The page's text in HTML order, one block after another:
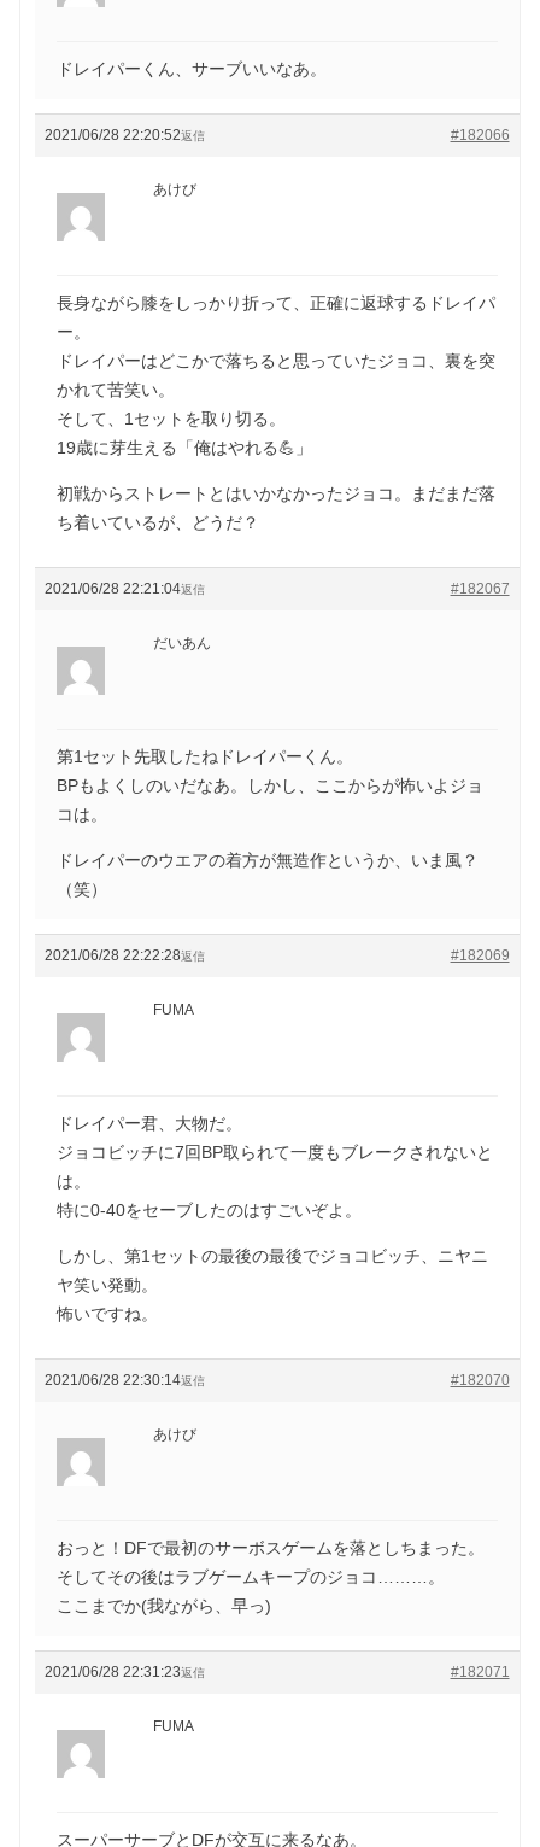
ドレイパーくん、サーブいいなあ。
2021/06/28 22:20:52 #182066
返信
あけび
長身ながら膝をしっかり折って、正確に返球するドレイパ
ー。
ドレイパーはどこかで落ちると思っていたジョコ、裏を突
かれて苦笑い。
そして、1セットを取り切る。
19歳に芽生える「俺はやれる💪」
初戦からストレートとはいかなかったジョコ。まだまだ落
ち着いているが、どうだ？
2021/06/28 22:21:04 #182067
返信
だいあん
第1セット先取したねドレイパーくん。
BPもよくしのいだなあ。しかし、ここからが怖いよジョ
コは。
ドレイパーのウエアの着方が無造作というか、いま風？
（笑）
2021/06/28 22:22:28 #182069
返信
FUMA
ドレイパー君、大物だ。
ジョコビッチに7回BP取られて一度もブレークされないと
は。
特に0-40をセーブしたのはすごいぞよ。
しかし、第1セットの最後の最後でジョコビッチ、ニヤニ
ヤ笑い発動。
怖いですね。
2021/06/28 22:30:14 #182070
返信
あけび
おっと！DFで最初のサーボスゲームを落としちまった。
そしてその後はラブゲームキープのジョコ………。
ここまでか(我ながら、早っ)
2021/06/28 22:31:23 #182071
返信
FUMA
スーパーサーブとDFが交互に来るなあ。